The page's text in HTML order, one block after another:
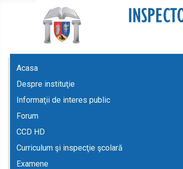
Acasa
Despre instituţie
Informaţii de interes public
Forum
CCD HD
Curriculum şi inspecţie şcolară
Examene